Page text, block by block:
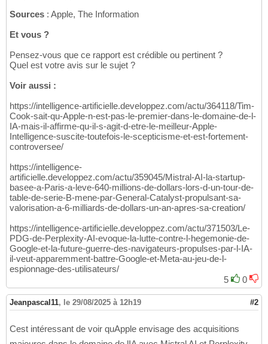
Sources : Apple, The Information
Et vous ?
Pensez-vous que ce rapport est crédible ou pertinent ?
Quel est votre avis sur le sujet ?
Voir aussi :
https://intelligence-artificielle.developpez.com/actu/364118/Tim-
Cook-sait-qu-Apple-n-est-pas-le-premier-dans-le-domaine-de-l-
IA-mais-il-affirme-qu-il-s-agit-d-etre-le-meilleur-Apple-
Intelligence-suscite-toutefois-le-scepticisme-et-est-fortement-
controversee/
https://intelligence-
artificielle.developpez.com/actu/359045/Mistral-AI-la-startup-
basee-a-Paris-a-leve-640-millions-de-dollars-lors-d-un-tour-de-
table-de-serie-B-mene-par-General-Catalyst-propulsant-sa-
valorisation-a-6-milliards-de-dollars-un-an-apres-sa-creation/
https://intelligence-artificielle.developpez.com/actu/371503/Le-
PDG-de-Perplexity-AI-evoque-la-lutte-contre-l-hegemonie-de-
Google-et-la-future-guerre-des-navigateurs-propulses-par-l-IA-
il-veut-apparemment-battre-Google-et-Meta-au-jeu-de-l-
espionnage-des-utilisateurs/
5
0
Jeanpascal11, le 29/08/2025 à 12h19 #2
Cest intéressant de voir quApple envisage des acquisitions